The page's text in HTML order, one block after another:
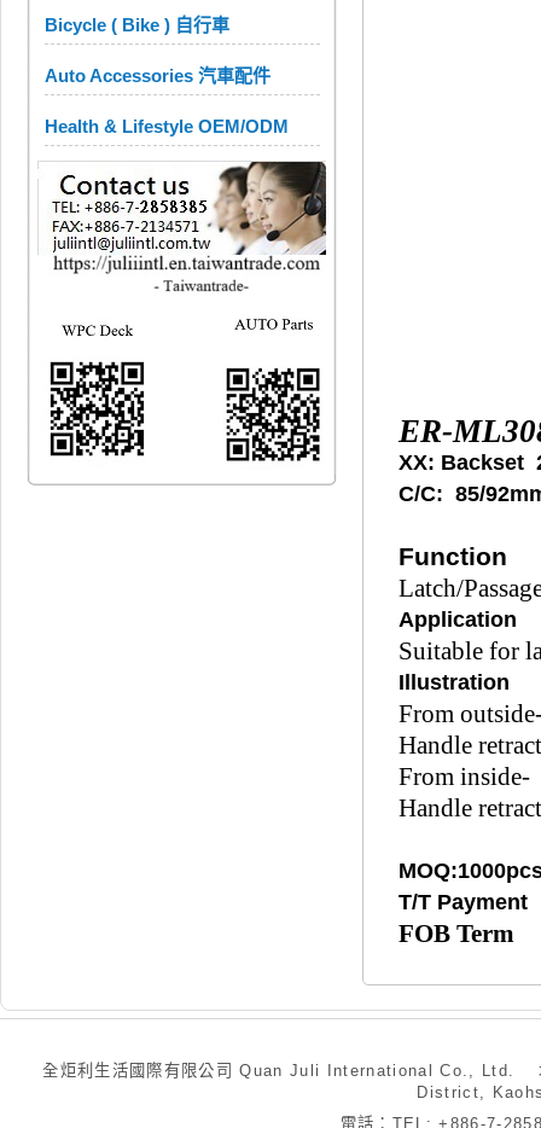
Bicycle ( Bike ) 自行車
Auto Accessories 汽車配件
Health & Lifestyle OEM/ODM
ER-
XX: Backset
C/C: 85/
Function
Latch/
Application
Suitable for
Illustration
From
Handle
From inside-
Handle
T/T Payment
FOB Term
全炬利生活國際有限公司 Quan Juli International Co., Ltd.
District,
電話：TEL: +886-7-